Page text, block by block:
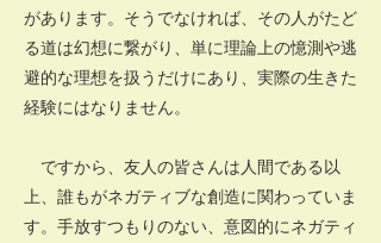
があります。そうでなければ、その人がたど
る道は幻想に繋がり、単に理論上の憶測や逃
避的な理想を扱うだけにあり、実際の生きた
経験にはなりません。
ですから、友人の皆さんは人間である以
上、誰もがネガティブな創造に関わっていま
す。手放すつもりのない、意図的にネガティ